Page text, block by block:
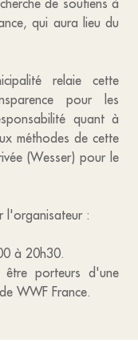
de soutiens à
qui aura lieu du
relaie cette
pour les
quant à
méthodes de cette
(Wesser) pour le
l'organisateur :
à 20h30.
être porteurs d'une
WWF France.